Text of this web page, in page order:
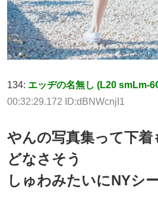
134: エッヂの名無し (L20 smLm-
00:32:29.172 ID:dBNWcnjI1
やんの写真集って下着
どなさそう
しゅわみたいにNYシ